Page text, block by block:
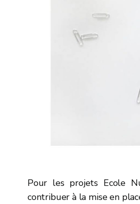
Pour les projets Ecole
contribuer à la mise en